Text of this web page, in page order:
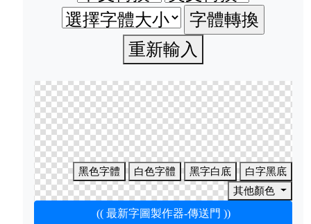
重新輸入
黑色字體 白色字體 黑字白底
白字黑底
其他顏色
(( 最新字圖製作器-傳送門 ))